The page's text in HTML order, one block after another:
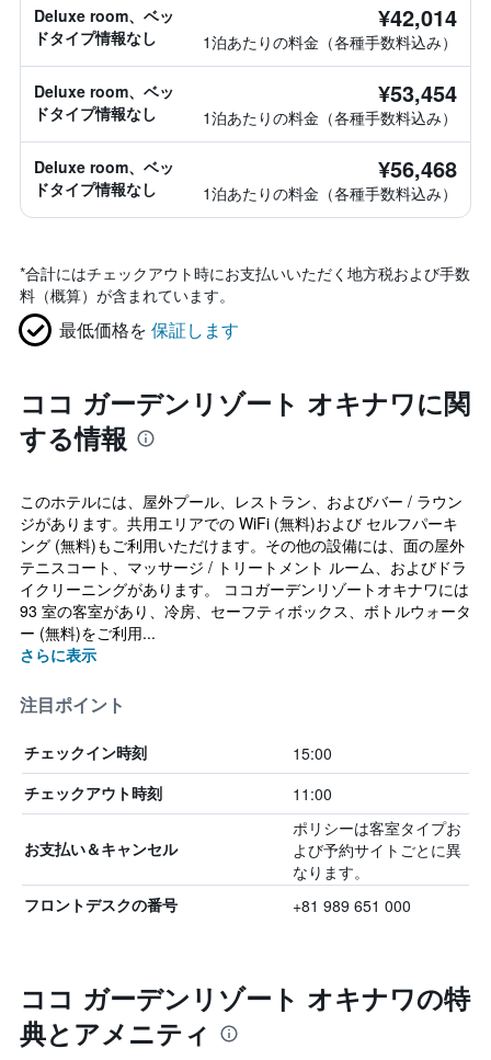
Deluxe room、ベッ
ドタイプ情報なし
¥42,014
1泊あたりの料金（各種手数料込み）
Deluxe room、ベッ
ドタイプ情報なし
¥53,454
1泊あたりの料金（各種手数料込み）
Deluxe room、ベッ
ドタイプ情報なし
¥56,468
1泊あたりの料金（各種手数料込み）
*合計にはチェックアウト時にお支払いいただく地方税および手数
料（概算）が含まれています。
最低価格を 保証します
ココ ガーデンリゾート オキナワに関
する情報
このホテルには、屋外プール、レストラン、およびバー / ラウン
ジがあります。共用エリアでの WiFi (無料)および セルフパーキ
ング (無料)もご利用いただけます。その他の設備には、面の屋外
テニスコート、マッサージ / トリートメント ルーム、およびドラ
イクリーニングがあります。 ココガーデンリゾートオキナワには
93 室の客室があり、冷房、セーフティボックス、ボトルウォータ
ー (無料)をご利用...
さらに表示
注目ポイント
チェックイン時刻 15:00
チェックアウト時刻 11:00
お支払い＆キャンセル
ポリシーは客室タイプお
よび予約サイトごとに異
なります。
フロントデスクの番号 +81 989 651 000
ココ ガーデンリゾート オキナワの特
典とアメニティ